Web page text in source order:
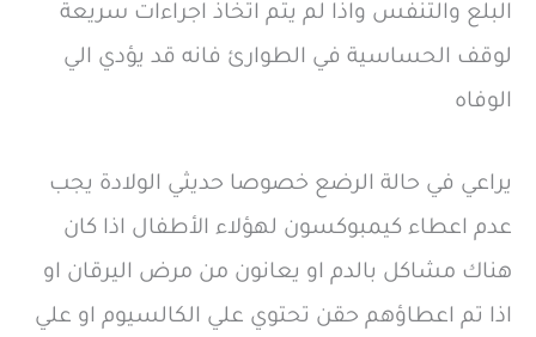
البلع والتنفس واذا لم يتم اتخاذ اجراءات سريعة
لوقف الحساسية في الطوارئ فانه قد يؤدي الي
الوفاه
يراعي في حالة الرضع خصوصا حديثي الولادة يجب
عدم اعطاء كيمبوكسون لهؤلاء الأطفال اذا كان
هناك مشاكل بالدم او يعانون من مرض اليرقان او
اذا تم اعطاؤهم حقن تحتوي علي الكالسيوم او علي